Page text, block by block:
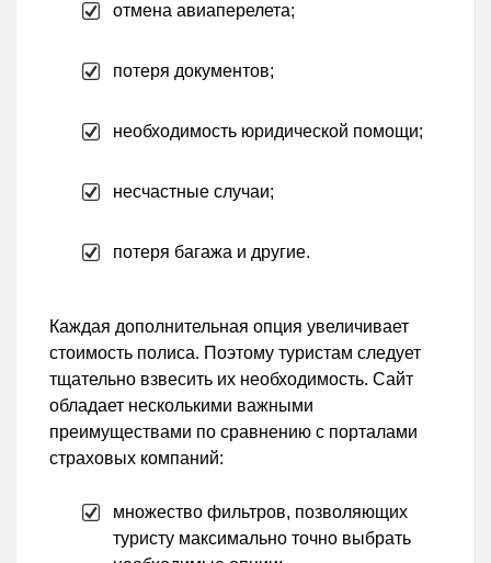
отмена авиаперелета;
потеря документов;
необходимость юридической помощи;
несчастные случаи;
потеря багажа и другие.
Каждая дополнительная опция увеличивает
стоимость полиса. Поэтому туристам следует
тщательно взвесить их необходимость. Сайт
обладает несколькими важными
преимуществами по сравнению с порталами
страховых компаний:
множество фильтров, позволяющих
туристу максимально точно выбрать